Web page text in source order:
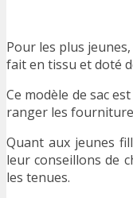
Pour les plus
fait en tissu et doté
Ce modèle de sac
ranger les
Quant aux jeunes
leur conseillons de
les tenues.